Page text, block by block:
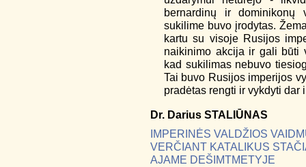
bernardinų ir dominikonų
sukilime buvo įrodytas.
kartu su visoje Rusijos
naikinimo akcija ir gali būti
kad sukilimas nebuvo
Tai buvo Rusijos imperijos
pradėtas rengti ir vykdyti
Dr. Darius STALIŪNAS
IMPERINĖS VALDŽIOS
VERČIANT KATALIKUS
AJAME DEŠIMTMETYJE